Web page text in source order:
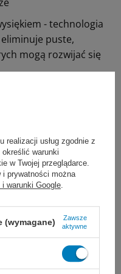
- technologia
puste,
mogą rozwijać się
szkodliwe dla
co wspiera naturalny
nie strzępi się
do 7 dni (pod
gojenia się ran
realizacji usług zgodnie z
warunki
w Twojej przeglądarce.
i prywatności można
i warunki Google.
(wymagane)
Zawsze
aktywne